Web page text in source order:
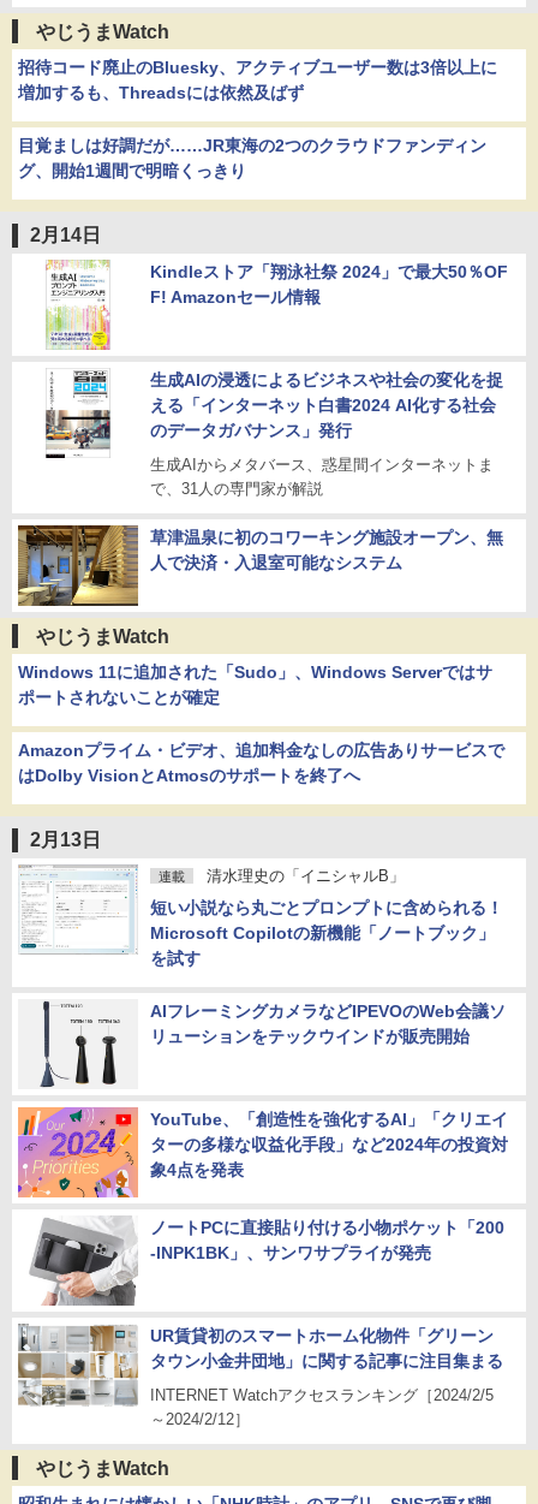
やじうまWatch
招待コード廃止のBluesky、アクティブユーザー数は3倍以上に
増加するも、Threadsには依然及ばず
目覚ましは好調だが……JR東海の2つのクラウドファンディン
グ、開始1週間で明暗くっきり
2月14日
Kindleストア「翔泳社祭 2024」で最大50％OF
F! Amazonセール情報
生成AIの浸透によるビジネスや社会の変化を捉
える「インターネット白書2024 AI化する社会
のデータガバナンス」発行
生成AIからメタバース、惑星間インターネットま
で、31人の専門家が解説
草津温泉に初のコワーキング施設オープン、無
人で決済・入退室可能なシステム
やじうまWatch
Windows 11に追加された「Sudo」、Windows Serverではサ
ポートされないことが確定
Amazonプライム・ビデオ、追加料金なしの広告ありサービスで
はDolby VisionとAtmosのサポートを終了へ
2月13日
連載 清水理史の「イニシャルB」
短い小説なら丸ごとプロンプトに含められる！
Microsoft Copilotの新機能「ノートブック」
を試す
AIフレーミングカメラなどIPEVOのWeb会議ソ
リューションをテックウインドが販売開始
YouTube、「創造性を強化するAI」「クリエイ
ターの多様な収益化手段」など2024年の投資対
象4点を発表
ノートPCに直接貼り付ける小物ポケット「200
-INPK1BK」、サンワサプライが発売
UR賃貸初のスマートホーム化物件「グリーン
タウン小金井団地」に関する記事に注目集まる
INTERNET Watchアクセスランキング［2024/2/5
～2024/2/12］
やじうまWatch